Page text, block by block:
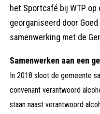
het Sportcafé bij WTP op
georganiseerd door
samenwerking met de
Samenwerken aan een
In 2018 sloot de gemeente
convenant verantwoord
staan naast verantwoord